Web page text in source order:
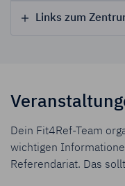
Links zum
Dein Fit4Ref-Team
wichtigen
Referendariat. Das